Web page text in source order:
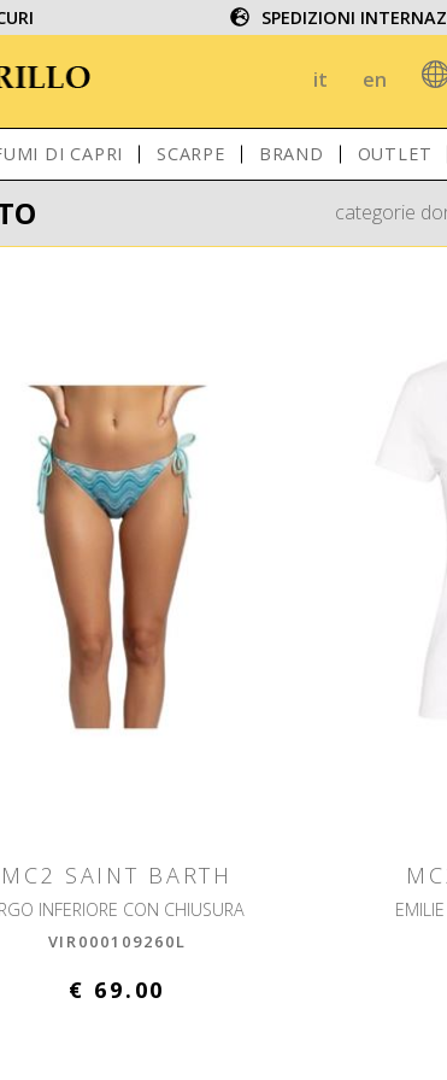
SPEDIZIONI
it en
DI CAPRI SCARPE BRAND OUTLET
categorie
MC2 SAINT BARTH
INFERIORE CON CHIUSURA
VIR000109260L
€ 69.00